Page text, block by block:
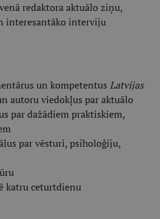
redaktora aktuālo ziņu,
interesantāko interviju
un kompetentus Latvijas
autoru viedokļus par aktuālo
par dažādiem praktiskiem,
par vēsturi, psiholoģiju,
katru ceturtdienu